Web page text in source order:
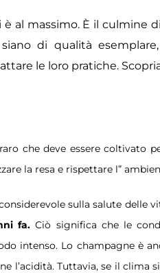
al massimo. È il culmine
di qualità
le loro pratiche.
che deve essere coltivato
la resa e rispettare l”
sulla salute delle
fa. Ciò significa che le
intenso. Lo champagne è
l’acidità. Tuttavia, se il